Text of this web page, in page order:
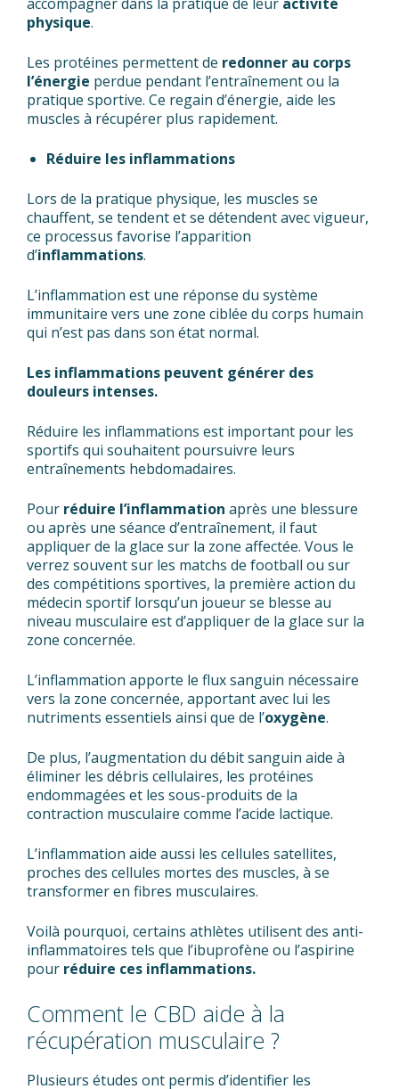
physique.
Les protéines permettent de redonner au corps
l’énergie perdue pendant l’entraînement ou la
pratique sportive. Ce regain d’énergie, aide les
muscles à récupérer plus rapidement.
Réduire les inflammations
Lors de la pratique physique, les muscles se
chauffent, se tendent et se détendent avec vigueur,
ce processus favorise l’apparition
d’inflammations.
L’inflammation est une réponse du système
immunitaire vers une zone ciblée du corps humain
qui n’est pas dans son état normal.
Les inflammations peuvent générer des
douleurs intenses.
Réduire les inflammations est important pour les
sportifs qui souhaitent poursuivre leurs
entraînements hebdomadaires.
Pour réduire l’inflammation après une blessure
ou après une séance d’entraînement, il faut
appliquer de la glace sur la zone affectée. Vous le
verrez souvent sur les matchs de football ou sur
des compétitions sportives, la première action du
médecin sportif lorsqu’un joueur se blesse au
niveau musculaire est d’appliquer de la glace sur la
zone concernée.
L’inflammation apporte le flux sanguin nécessaire
vers la zone concernée, apportant avec lui les
nutriments essentiels ainsi que de l’oxygène.
De plus, l’augmentation du débit sanguin aide à
éliminer les débris cellulaires, les protéines
endommagées et les sous-produits de la
contraction musculaire comme l’acide lactique.
L’inflammation aide aussi les cellules satellites,
proches des cellules mortes des muscles, à se
transformer en fibres musculaires.
Voilà pourquoi, certains athlètes utilisent des anti-
inflammatoires tels que l’ibuprofène ou l’aspirine
pour réduire ces inflammations.
Comment le CBD aide à la
récupération musculaire ?
Plusieurs études ont permis d’identifier les